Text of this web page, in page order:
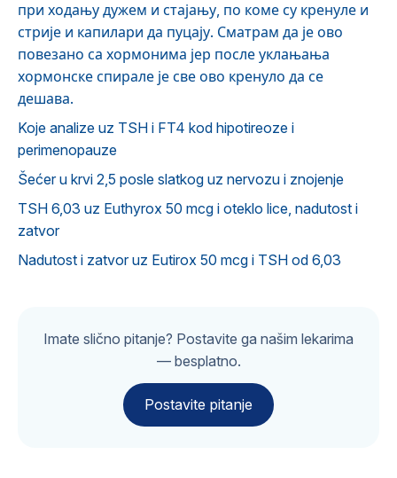
при ходању дужем и стајању, по коме су кренуле и
стрије и капилари да пуцају. Сматрам да је ово
повезано са хормонима јер после уклањања
хормонске спирале је све ово кренуло да се
дешава.
Koje analize uz TSH i FT4 kod hipotireoze i
perimenopauze
Šećer u krvi 2,5 posle slatkog uz nervozu i znojenje
TSH 6,03 uz Euthyrox 50 mcg i oteklo lice, nadutost i
zatvor
Nadutost i zatvor uz Eutirox 50 mcg i TSH od 6,03
Imate slično pitanje? Postavite ga našim lekarima
— besplatno.
Postavite pitanje